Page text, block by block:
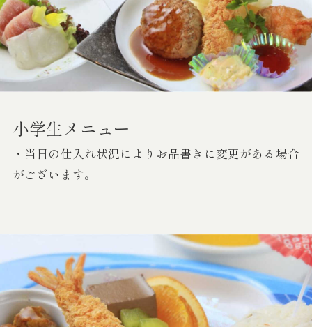
小学生メニュー
・当日の仕入れ状況によりお品書きに変更がある場合
がございます。